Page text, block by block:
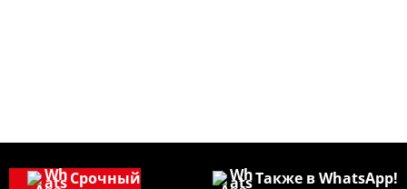
Также в WhatsApp!
Срочный